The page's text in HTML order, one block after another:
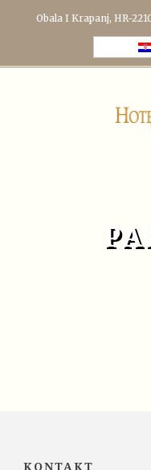
Obala I Krapanj, HR-
KONTAKT